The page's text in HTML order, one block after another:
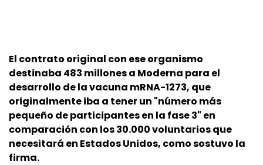
El contrato original con ese organismo
destinaba 483 millones a Moderna para el
desarrollo de la vacuna mRNA-1273, que
originalmente iba a tener un "número más
pequeño de participantes en la fase 3" en
comparación con los 30.000 voluntarios que
necesitará en Estados Unidos, como sostuvo la
firma.